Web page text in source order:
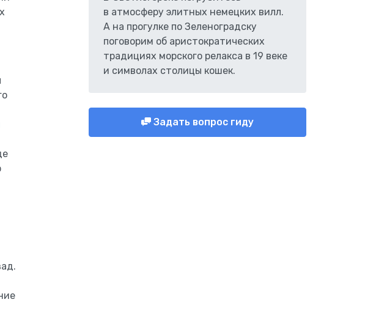
в атмосферу элитных немецких вилл.
А на прогулке по Зеленоградску
поговорим об аристократических
традициях морского релакса в 19 веке
и символах столицы кошек.
Задать вопрос гиду